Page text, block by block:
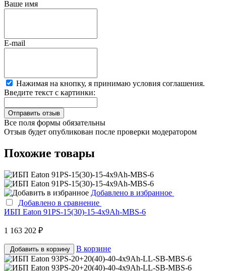
Ваше имя
E-mail
Нажимая на кнопку, я принимаю условия соглашения.
Введите текст с картинки:
Все поля формы обязательны
Отзыв будет опубликован после проверки модератором
Похожие товары
Добавлено в избранное
Добавлено в сравнение
ИБП Eaton 91PS-15(30)-15-4x9Ah-MBS-6
1 163 202 ₽
Добавить в корзину В корзине